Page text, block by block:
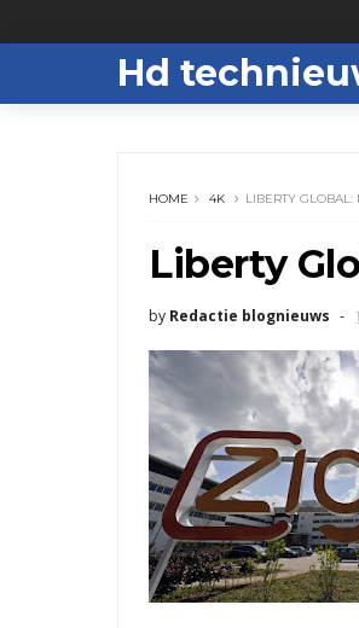
Hd
HOME 4K LIBERTY
Liberty
by Redactie blognieuws